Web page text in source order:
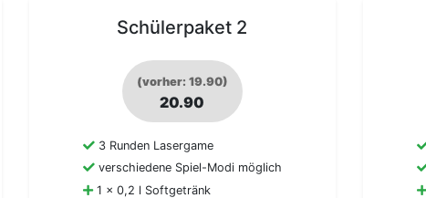
Schülerpaket 2
(vorher: 19.90)
20.90
3 Runden Lasergame
verschiedene Spiel-Modi möglich
1 x 0,2 l Softgetränk